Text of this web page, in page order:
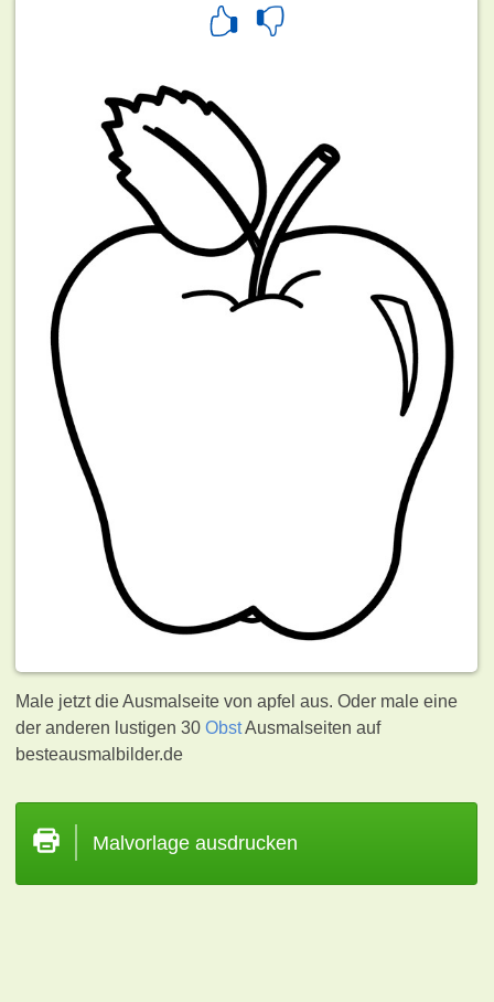
Male jetzt die Ausmalseite von apfel aus. Oder male eine
der anderen lustigen 30ObstAusmalseiten auf
besteausmalbilder.de
Malvorlage ausdrucken